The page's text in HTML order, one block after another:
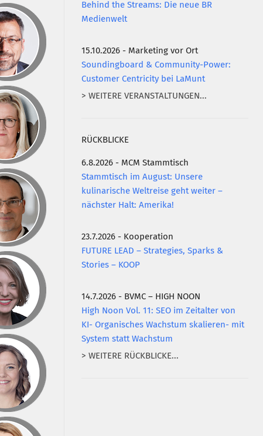
Behind the Streams: Die neue BR
Medienwelt
15.10.2026 - Marketing vor Ort
Soundingboard & Community-Power:
Customer Centricity bei LaMunt
> WEITERE VERANSTALTUNGEN...
RÜCKBLICKE
6.8.2026 - MCM Stammtisch
Stammtisch im August: Unsere
kulinarische Weltreise geht weiter –
nächster Halt: Amerika!
23.7.2026 - Kooperation
FUTURE LEAD – Strategies, Sparks &
Stories – KOOP
14.7.2026 - BVMC – HIGH NOON
High Noon Vol. 11: SEO im Zeitalter von
KI- Organisches Wachstum skalieren- mit
System statt Wachstum
> WEITERE RÜCKBLICKE...